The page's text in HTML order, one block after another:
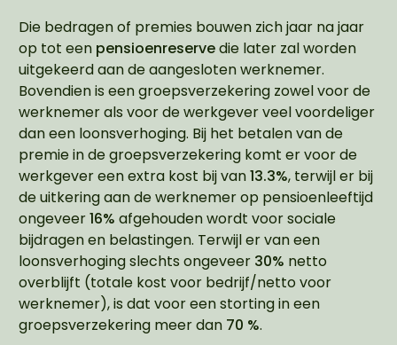
Die bedragen of premies bouwen zich jaar na jaar
op tot een pensioenreservedie later zal worden
uitgekeerd aan de aangesloten werknemer.
Bovendien is een groepsverzekering zowel voor de
werknemer als voor de werkgever veel voordeliger
dan een loonsverhoging. Bij het betalen van de
premie in de groepsverzekering komt er voor de
werkgever een extra kost bij van13.3%, terwijl er bij
de uitkering aan de werknemer op pensioenleeftijd
ongeveer16% afgehouden wordt voor sociale
bijdragen en belastingen. Terwijl er van een
loonsverhoging slechts ongeveer 30% netto
overblijft (totale kost voor bedrijf/netto voor
werknemer), is dat voor een storting in een
groepsverzekering meer dan 70 %.